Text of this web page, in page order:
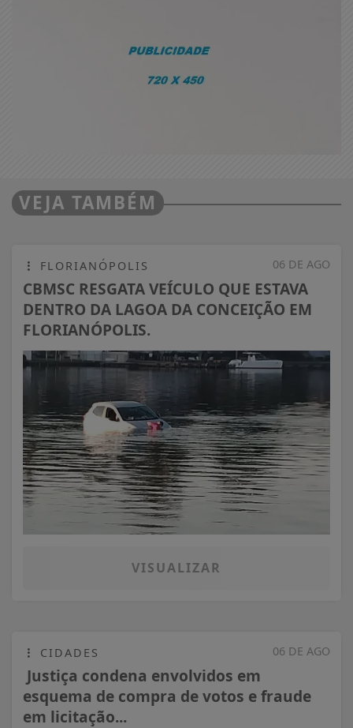
VEJA TAMBÉM
06 DE AGO
FLORIANÓPOLIS
CBMSC RESGATA VEÍCULO QUE ESTAVA
DENTRO DA LAGOA DA CONCEIÇÃO EM
FLORIANÓPOLIS.
VISUALIZAR
06 DE AGO
CIDADES
Justiça condena envolvidos em
esquema de compra de votos e fraude
em licitação...